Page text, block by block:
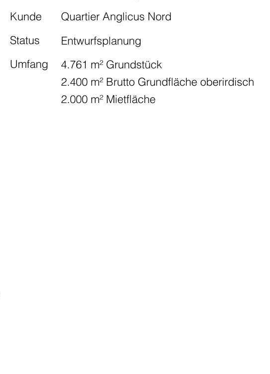
Kunde
Quartier Anglicus Nord
Status
Entwurfsplanung
Umfang
4.761 m² Grundstück
2.400 m² Brutto Grundfläche oberirdisch
2.000 m² Mietfläche